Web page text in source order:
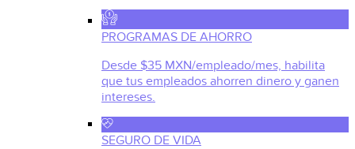
PROGRAMAS DE AHORRO
Desde $35 MXN/empleado/mes, habilita
que tus empleados ahorren dinero y ganen
intereses.
SEGURO DE VIDA